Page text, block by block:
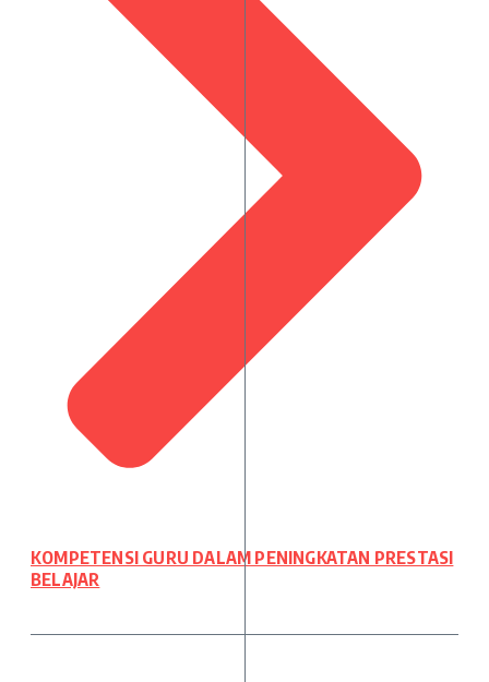
KOMPETENSI GURU DALAM PENINGKATAN PRESTASI
BELAJAR